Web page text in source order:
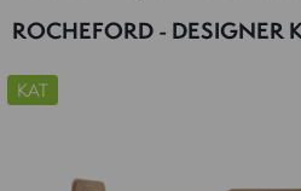
ROCHEFORD - DESIGNER
KAT